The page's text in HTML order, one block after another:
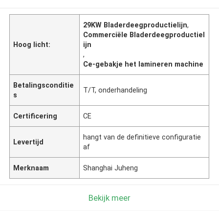
Hoog licht:
29KW Bladerdeegproductielijn,
Commerciële Bladerdeegproductiel
ijn
,
Ce-gebakje het lamineren machine
Betalingsconditie
s
T/T, onderhandeling
Certificering CE
Levertijd
hangt van de definitieve configuratie
af
Merknaam Shanghai Juheng
Bekijk meer